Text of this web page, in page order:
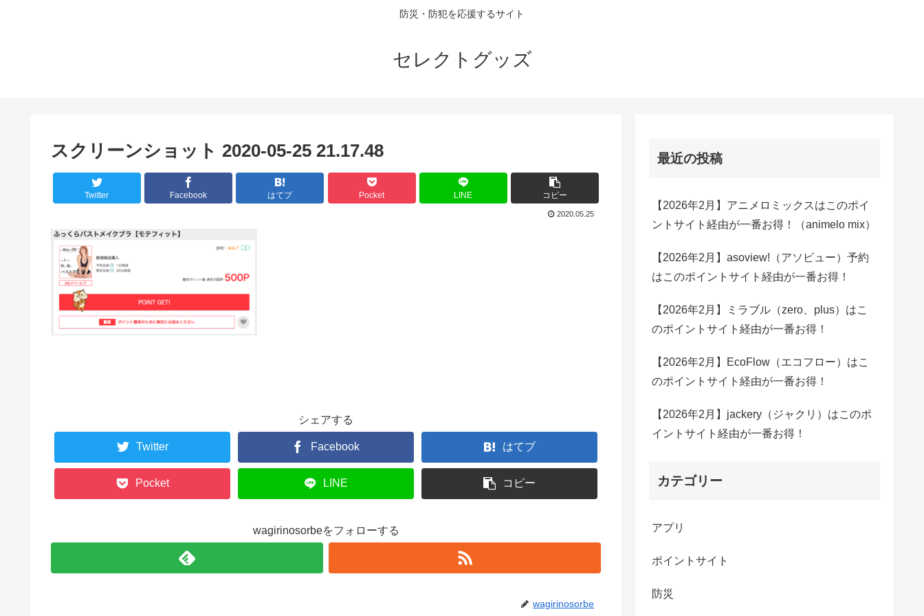
防災・防犯を応援するサイト
セレクトグッズ
スクリーンショット 2020-05-25 21.17.48
Twitter Facebook はてブ Pocket LINE コピー
2020.05.25
シェアする
Twitter Facebook はてブ
Pocket LINE コピー
wagirinosorbeをフォローする
wagirinosorbe
最近の投稿
【2026年2月】アニメロミックスはこのポイ
ントサイト経由が一番お得！（animelo mix）
【2026年2月】asoview!（アソビュー）予約
はこのポイントサイト経由が一番お得！
【2026年2月】ミラブル（zero、plus）はこ
のポイントサイト経由が一番お得！
【2026年2月】EcoFlow（エコフロー）はこ
のポイントサイト経由が一番お得！
【2026年2月】jackery（ジャクリ）はこのポ
イントサイト経由が一番お得！
カテゴリー
アプリ
ポイントサイト
防災